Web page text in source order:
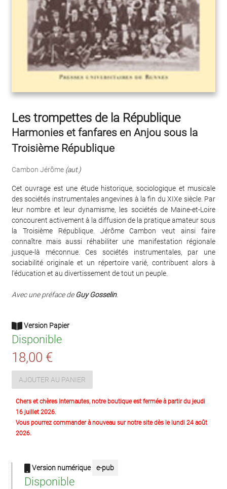
Les trompettes de la République
Harmonies et fanfares en Anjou sous la
Troisième République
Cambon Jérôme (aut.)
Cet ouvrage est une étude historique, sociologique et musicale
des sociétés instrumentales angevines à la fin du XIXe siècle. Par
leur nombre et leur dynamisme, les sociétés de Maine-et-Loire
concourent activement à la diffusion de la pratique amateur sous
la Troisième République. Jérôme Cambon veut ainsi faire
connaître mais aussi réhabiliter une manifestation régionale
jusque-là méconnue. Ces sociétés instrumentales, par une
sociabilité originale et un répertoire varié, contribuent alors à
l'éducation et au divertissement de tout un peuple.
Avec une préface de Guy Gosselin.
Version Papier
Disponible
18,00 €
AJOUTER AU PANIER
Chers et chères Internautes, notre boutique est fermée à partir du jeudi
16 juillet 2026.
Vous pourrez commander à nouveau sur notre site dès le lundi 24 août
2026.
Version numérique e-pub
Disponible